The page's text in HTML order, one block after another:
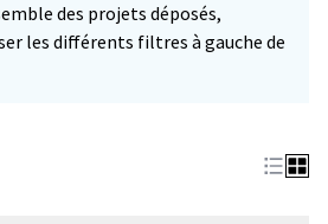
des projets déposés,
les différents filtres à gauche de